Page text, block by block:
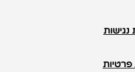
פרטיות